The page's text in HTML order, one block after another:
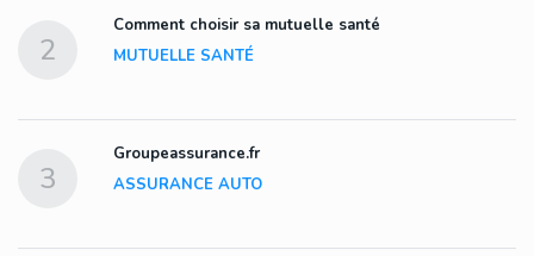
2
Comment choisir sa mutuelle santé
MUTUELLE SANTÉ
3
Groupeassurance.fr
ASSURANCE AUTO